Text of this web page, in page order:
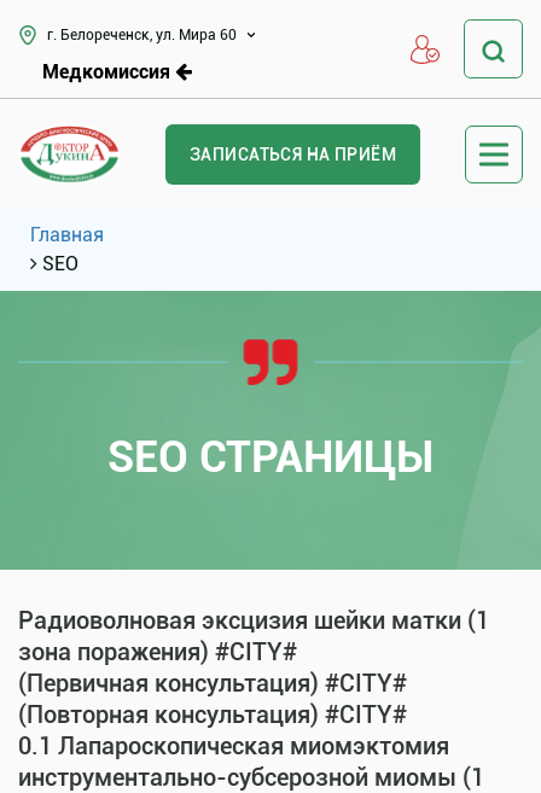
г. Белореченск, ул. Мира 60
Медкомиссия
ЗАПИСАТЬСЯ НА ПРИЁМ
Главная
SEO
SEO СТРАНИЦЫ
Радиоволновая эксцизия шейки матки (1
зона поражения) #CITY#
(Первичная консультация) #CITY#
(Повторная консультация) #CITY#
0.1 Лапароскопическая миомэктомия
инструментально-субсерозной миомы (1